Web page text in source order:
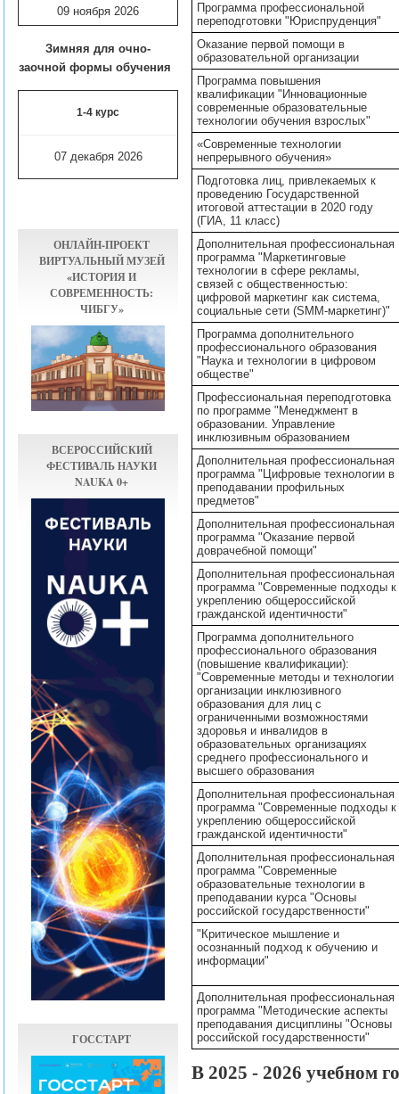
09 ноября 2026
Зимняя для очно-
заочной формы обучения
1-4 курс
07 декабря 2026
ОНЛАЙН-ПРОЕКТ
ВИРТУАЛЬНЫЙ МУЗЕЙ
«ИСТОРИЯ И
СОВРЕМЕННОСТЬ:
ЧИБГУ»
ВСЕРОССИЙСКИЙ
ФЕСТИВАЛЬ НАУКИ
NAUKA 0+
ГОССТАРТ
Программа профессиональной
переподготовки "Юриспруденция"
Оказание первой помощи в
образовательной организации
Программа повышения
квалификации "Инновационные
современные образовательные
технологии обучения взрослых"
«Современные технологии
непрерывного обучения»
Подготовка лиц, привлекаемых к
проведению Государственной
итоговой аттестации в 2020 году
(ГИА, 11 класс)
Дополнительная профессиональная
программа "Маркетинговые
технологии в сфере рекламы,
связей с общественностью:
цифровой маркетинг как система,
социальные сети (SMM-маркетинг)"
Программа дополнительного
профессионального образования
"Наука и технологии в цифровом
обществе"
Профессиональная переподготовка
по программе "Менеджмент в
образовании. Управление
инклюзивным образованием
Дополнительная профессиональная
программа "Цифровые технологии в
преподавании профильных
предметов"
Дополнительная профессиональная
программа "Оказание первой
доврачебной помощи"
Дополнительная профессиональная
программа "Современные подходы к
укреплению общероссийской
гражданской идентичности"
Программа дополнительного
профессионального образования
(повышение квалификации):
"Современные методы и технологии
организации инклюзивного
образования для лиц с
ограниченными возможностями
здоровья и инвалидов в
образовательных организациях
среднего профессионального и
высшего образования
Дополнительная профессиональная
программа "Современные подходы к
укреплению общероссийской
гражданской идентичности"
Дополнительная профессиональная
программа "Современные
образовательные технологии в
преподавании курса "Основы
российской государственности"
"Критическое мышление и
осознанный подход к обучению и
информации"
Дополнительная профессиональная
программа "Методические аспекты
преподавания дисциплины "Основы
российской государственности"
В 2025 - 2026 учебном